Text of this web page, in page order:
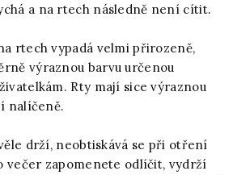
a na rtech následně není cítit.
rtech vypadá velmi přirozeně,
výraznou barvu určenou
Rty mají sice výraznou
nalíčeně.
drží, neobtiskává se při otření
večer zapomenete odlíčit, vydrží